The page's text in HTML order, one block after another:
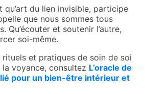
qu’art du lien invisible, participe
que nous sommes tous
Qu’écouter et soutenir l’autre,
soi-même.
et pratiques de soin de soi
voyance, consultez L’oracle de
pour un bien-être intérieur et